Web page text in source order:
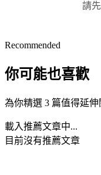
請先
Recommended
你可能也喜歡
為你精選 3 篇值得延
載入推薦文章中...
目前沒有推薦文章